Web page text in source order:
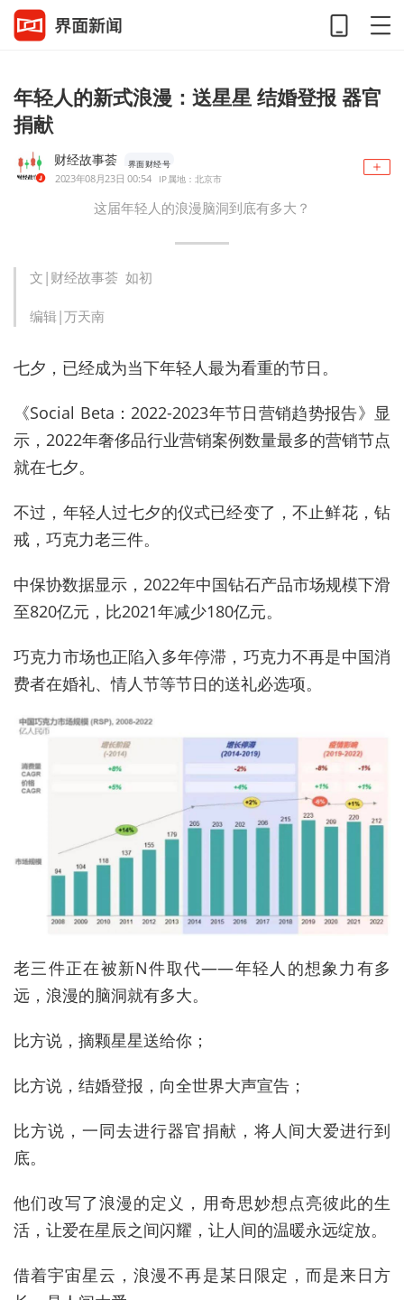
年轻人的新式浪漫：送星星 结婚登报 器官
捐献
财经故事荟 界面财经号
2023年08月23日 00:54 IP属地：北京市
这届年轻人的浪漫脑洞到底有多大？
文|财经故事荟 如初
编辑|万天南
七夕，已经成为当下年轻人最为看重的节日。
《Social Beta：2022-2023年节日营销趋势报告》显
示，2022年奢侈品行业营销案例数量最多的营销节点
就在七夕。
不过，年轻人过七夕的仪式已经变了，不止鲜花，钻
戒，巧克力老三件。
中保协数据显示，2022年中国钻石产品市场规模下滑
至820亿元，比2021年减少180亿元。
巧克力市场也正陷入多年停滞，巧克力不再是中国消
费者在婚礼、情人节等节日的送礼必选项。
老三件正在被新N件取代——年轻人的想象力有多
远，浪漫的脑洞就有多大。
比方说，摘颗星星送给你；
比方说，结婚登报，向全世界大声宣告；
比方说，一同去进行器官捐献，将人间大爱进行到
底。
他们改写了浪漫的定义，用奇思妙想点亮彼此的生
活，让爱在星辰之间闪耀，让人间的温暖永远绽放。
借着宇宙星云，浪漫不再是某日限定，而是来日方